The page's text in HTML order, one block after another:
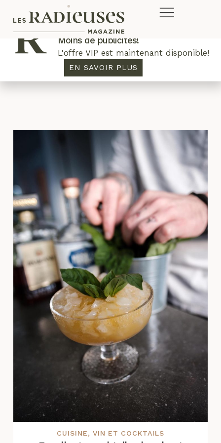
shaker
CUISINE, VIN ET COCKTAILS
Plus de concours. Plus de rabais.
Moins de publicités!
L'offre VIP est maintenant disponible!
EN SAVOIR PLUS